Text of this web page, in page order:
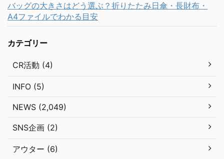
バッグの大きさはどう選ぶ？折りたたみ日傘・長財布・
A4ファイルでわかる目安
カテゴリー
CR活動 (4)
INFO (5)
NEWS (2,049)
SNS企画 (2)
アウター (6)